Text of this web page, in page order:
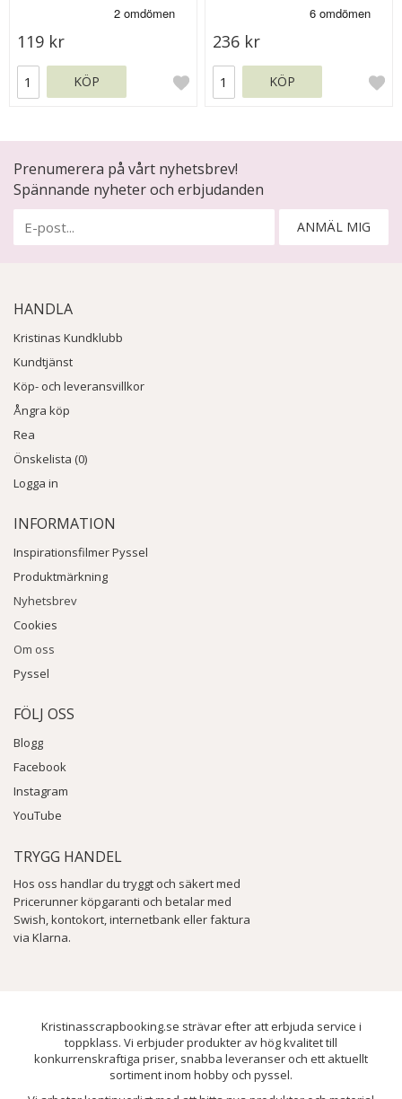
119 kr
KÖP
236 kr
KÖP
Prenumerera på vårt nyhetsbrev!
Spännande nyheter och erbjudanden
ANMÄL MIG
HANDLA
Kristinas Kundklubb
Kundtjänst
Köp- och leveransvillkor
Ångra köp
Rea
Önskelista (0)
Logga in
INFORMATION
Inspirationsfilmer Pyssel
Produktmärkning
Nyhetsbrev
Cookies
Om oss
Pyssel
FÖLJ OSS
Blogg
Facebook
Instagram
YouTube
TRYGG HANDEL
Hos oss handlar du tryggt och säkert med
Pricerunner köpgaranti och betalar med
Swish, kontokort, internetbank eller faktura
via Klarna.
Kristinasscrapbooking.se strävar efter att erbjuda service i
toppklass. Vi erbjuder produkter av hög kvalitet till
konkurrenskraftiga priser, snabba leveranser och ett aktuellt
sortiment inom hobby och pyssel.